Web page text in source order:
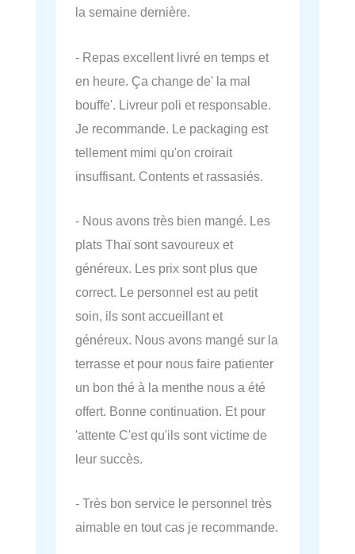
la semaine dernière.
- Repas excellent livré en temps et
en heure. Ça change de' la mal
bouffe'. Livreur poli et responsable.
Je recommande. Le packaging est
tellement mimi qu'on croirait
insuffisant. Contents et rassasiés.
- Nous avons très bien mangé. Les
plats Thaï sont savoureux et
généreux. Les prix sont plus que
correct. Le personnel est au petit
soin, ils sont accueillant et
généreux. Nous avons mangé sur la
terrasse et pour nous faire patienter
un bon thé à la menthe nous a été
offert. Bonne continuation. Et pour
'attente C'est qu'ils sont victime de
leur succès.
- Très bon service le personnel très
aimable en tout cas je recommande.